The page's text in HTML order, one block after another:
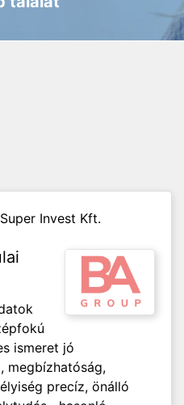
Super Invest Kft.
ismeret jó
megbízhatóság,
precíz, önálló